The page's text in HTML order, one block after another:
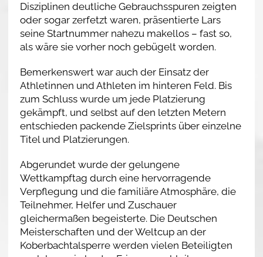
Disziplinen deutliche Gebrauchsspuren zeigten
oder sogar zerfetzt waren, präsentierte Lars
seine Startnummer nahezu makellos – fast so,
als wäre sie vorher noch gebügelt worden.
Bemerkenswert war auch der Einsatz der
Athletinnen und Athleten im hinteren Feld. Bis
zum Schluss wurde um jede Platzierung
gekämpft, und selbst auf den letzten Metern
entschieden packende Zielsprints über einzelne
Titel und Platzierungen.
Abgerundet wurde der gelungene
Wettkampftag durch eine hervorragende
Verpflegung und die familiäre Atmosphäre, die
Teilnehmer, Helfer und Zuschauer
gleichermaßen begeisterte. Die Deutschen
Meisterschaften und der Weltcup an der
Koberbachtalsperre werden vielen Beteiligten